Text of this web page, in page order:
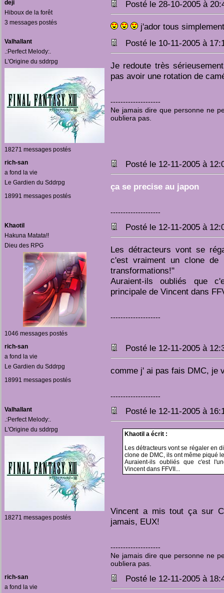
deji
Hiboux de la forêt
3 messages postés
Posté le 28-10-2005 à
j'ador tous simplement
Valhallant
.:Perfect Melody:.
L'Origine du sddrpg
18271 messages postés
Posté le 10-11-2005 à
Je redoute très
pas avoir une rotation de
--------------------
Ne jamais dire que personne ne
oubliera pas.
rich-san
a fond la vie
Le Gardien du Sddrpg
18991 messages postés
Posté le 12-11-2005 à
ça se precise au japon
--------------------
Khaotil
Hakuna Matata!!
Dieu des RPG
1046 messages postés
Posté le 12-11-2005 à
Les détracteurs vont se
c'est vraiment un clone
transformations!"
Auraient-ils oubliés que
principale de Vincent dans
--------------------
rich-san
a fond la vie
Le Gardien du Sddrpg
18991 messages postés
Posté le 12-11-2005 à
comme j' ai pas fais DMC, je
--------------------
Valhallant
.:Perfect Melody:.
L'Origine du sddrpg
18271 messages postés
Posté le 12-11-2005 à
Khaotil a écrit :
Les détracteurs vont se régaler en
clone de DMC, ils ont même piqué
Auraient-ils oubliés que c'est
Vincent dans FFVII...
Vincent a mis tout ça sur
jamais, EUX!
--------------------
Ne jamais dire que personne ne
oubliera pas.
rich-san
a fond la vie
Posté le 12-11-2005 à